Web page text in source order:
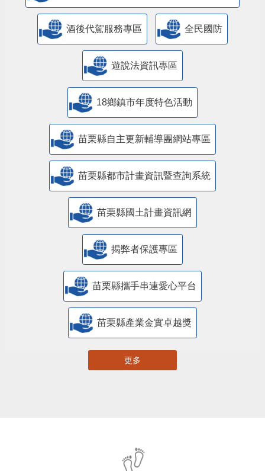
酒後代駕服務專區 全民國防
遊說法資訊專區
18鄉鎮市年度特色活動
苗栗縣自主更新輔導團網站專區
苗栗縣都市計畫資訊暨查詢系統
苗栗縣國土計畫資訊網
揭弊者保護專區
苗栗縣攜手串連愛心平台
苗栗縣產業金實卓越獎
更多